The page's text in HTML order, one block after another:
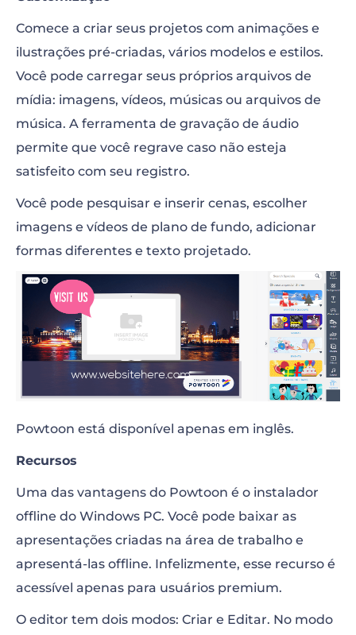
Comece a criar seus projetos com animações e
ilustrações pré-criadas, vários modelos e estilos.
Você pode carregar seus próprios arquivos de
mídia: imagens, vídeos, músicas ou arquivos de
música. A ferramenta de gravação de áudio
permite que você regrave caso não esteja
satisfeito com seu registro.
Você pode pesquisar e inserir cenas, escolher
imagens e vídeos de plano de fundo, adicionar
formas diferentes e texto projetado.
Powtoon está disponível apenas em inglês.
Recursos
Uma das vantagens do Powtoon é o instalador
offline do Windows PC. Você pode baixar as
apresentações criadas na área de trabalho e
apresentá-las offline. Infelizmente, esse recurso é
acessível apenas para usuários premium.
O editor tem dois modos: Criar e Editar. No modo